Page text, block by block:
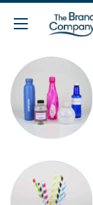
Passa al